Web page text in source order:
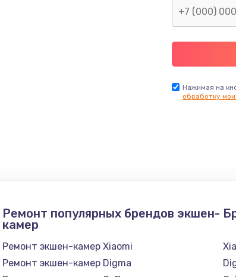
Нажимая на
обработку
Ремонт популярных брендов экшен-
камер
Ремонт экшен-камер Xiaomi
Ремонт экшен-камер Digma